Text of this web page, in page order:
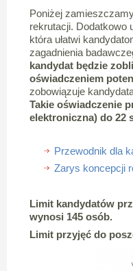
Poniżej
rekrutacji. Dodatkowo
która ułatwi
zagadnienia
kandydat będzie
oświadczeniem
zobowiązuje
Takie oświadczenie
elektroniczna) do 22
Przewodnik dla
Zarys koncepcji
Limit kandydatów
wynosi 145 osób.
Limit przyjęć do